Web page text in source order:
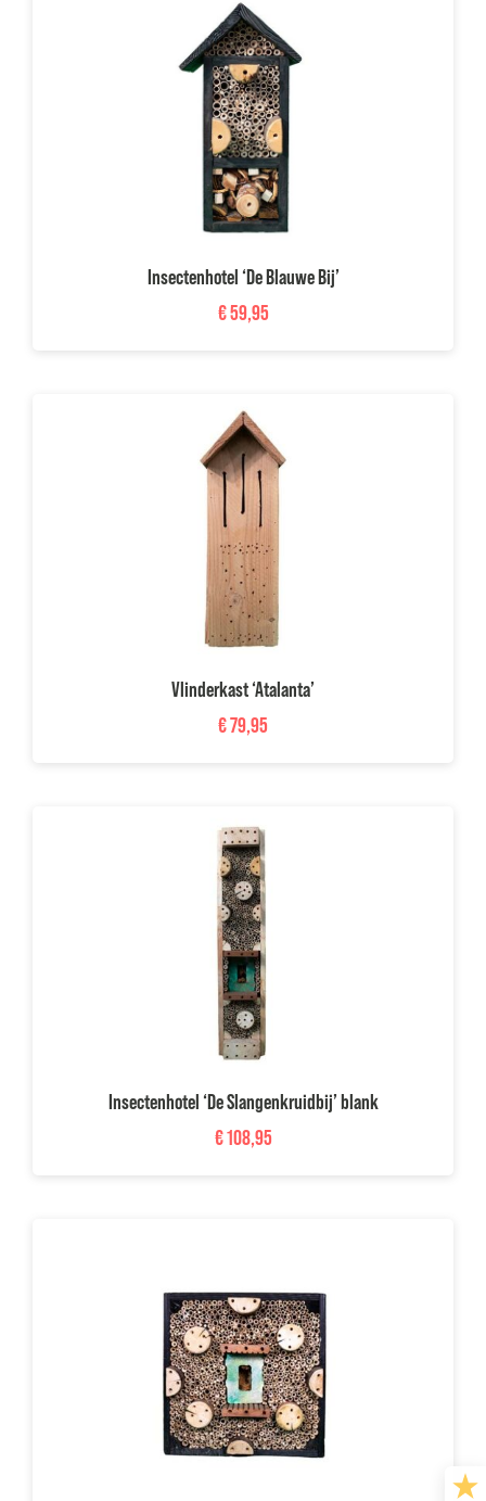
Insectenhotel ‘De Blauwe Bij’
€59,95
Vlinderkast ‘Atalanta’
€79,95
Insectenhotel ‘De Slangenkruidbij’ blank
€108,95